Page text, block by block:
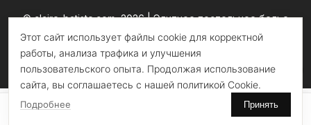
© claire-batiste.com, 2026 |Элитное постельное белье
Информация на сайте носит информационный характер и не
является публичной офертой
Этот сайт использует файлы cookie для корректной
работы, анализа трафика и улучшения
пользовательского опыта. Продолжая использование
сайта, вы соглашаетесь с нашей политикой Cookie.
Подробнее Принять